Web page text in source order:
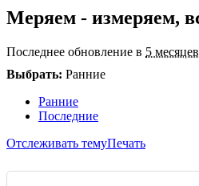
Меряем - измеряем,
Последнее обновление в 5
Выбрать: Ранние
Ранние
Последние
Отслеживать темуПечать